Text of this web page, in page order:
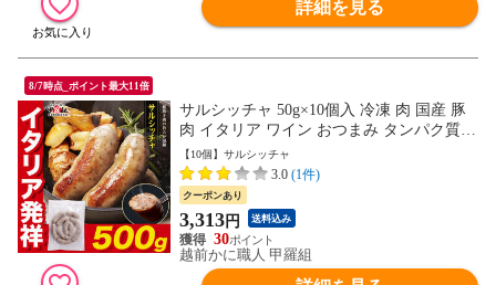
詳細を見る
8/7時点_ポイント最大11倍
サルシッチャ 50g×10個入 冷凍 肉 国産 豚
肉 イタリア ワイン おつまみ タンパク質
ハーブ お弁当 時短 グルメ お取り寄せ お
かず お手軽 人気 簡単 食品 ソーセージ 粗
挽き 生ソーセージ BBQ グリル
【10個】サルシッチャ
3.0 (1件)
クーポンあり
3,313円 送料込み
30
越前かに職人 甲羅組